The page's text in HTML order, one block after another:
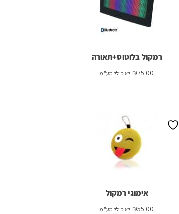
רמקול בלוטוס+תאורה
₪75.00 לא כולל מע"מ
אימוגי רמקול
₪55.00 לא כולל מע"מ